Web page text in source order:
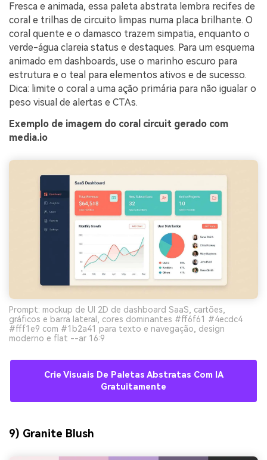
Fresca e animada, essa paleta abstrata lembra recifes de
coral e trilhas de circuito limpas numa placa brilhante. O
coral quente e o damasco trazem simpatia, enquanto o
verde-água clareia status e destaques. Para um esquema
animado em dashboards, use o marinho escuro para
estrutura e o teal para elementos ativos e de sucesso.
Dica: limite o coral a uma ação primária para não igualar o
peso visual de alertas e CTAs.
Exemplo de imagem do coral circuit gerado com
media.io
Prompt: mockup de UI 2D de dashboard SaaS, cartões,
gráficos e barra lateral, cores dominantes #ff6f61 #4ecdc4
#fff1e9 com #1b2a41 para texto e navegação, design
moderno e flat --ar 16:9
Crie Visuais De Paletas Abstratas Com IA
Gratuitamente
9) Granite Blush